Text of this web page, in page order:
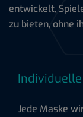
entwickelt,
zu bieten, ohne
Jede Maske